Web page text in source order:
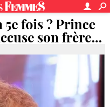
fois ? Prince
son frère...